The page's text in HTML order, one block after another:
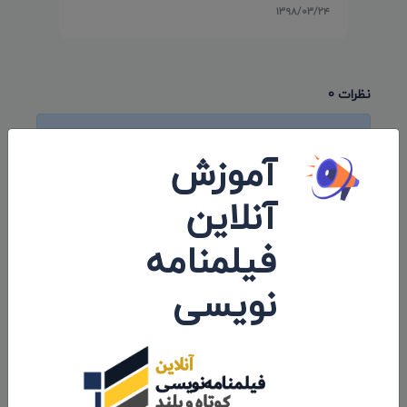
۱۳۹۸/۰۳/۲۴
نظرات 0
اولین کامنت و یا نظر را شما ثبت کنید.
ارسال نظرات
آموزش
آنلاین
فیلمنامه
نویسی